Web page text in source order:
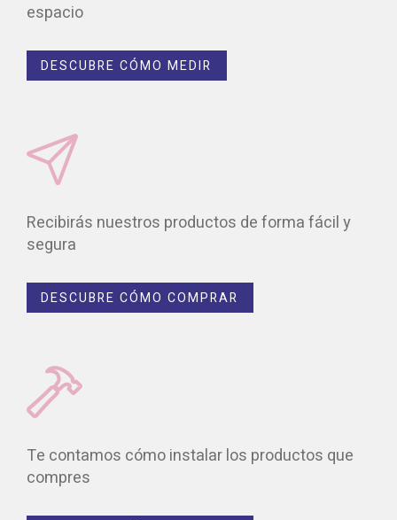
espacio
DESCUBRE CÓMO MEDIR
Recibirás nuestros productos de forma fácil y
segura
DESCUBRE CÓMO COMPRAR
Te contamos cómo instalar los productos que
compres